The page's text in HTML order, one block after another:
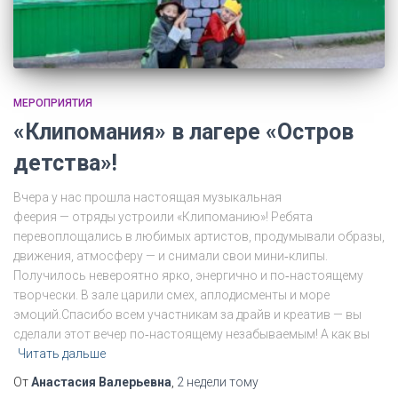
МЕРОПРИЯТИЯ
«Клипомания» в лагере «Остров
детства»!
Вчера у нас прошла настоящая музыкальная
феерия — отряды устроили «Клипоманию»! Ребята
перевоплощались в любимых артистов, продумывали образы,
движения, атмосферу — и снимали свои мини‑клипы.
Получилось невероятно ярко, энергично и по‑настоящему
творчески. В зале царили смех, аплодисменты и море
эмоций.Спасибо всем участникам за драйв и креатив — вы
сделали этот вечер по‑настоящему незабываемым! А как вы
Читать дальше
ОтАнастасия Валерьевна 2 недели тому